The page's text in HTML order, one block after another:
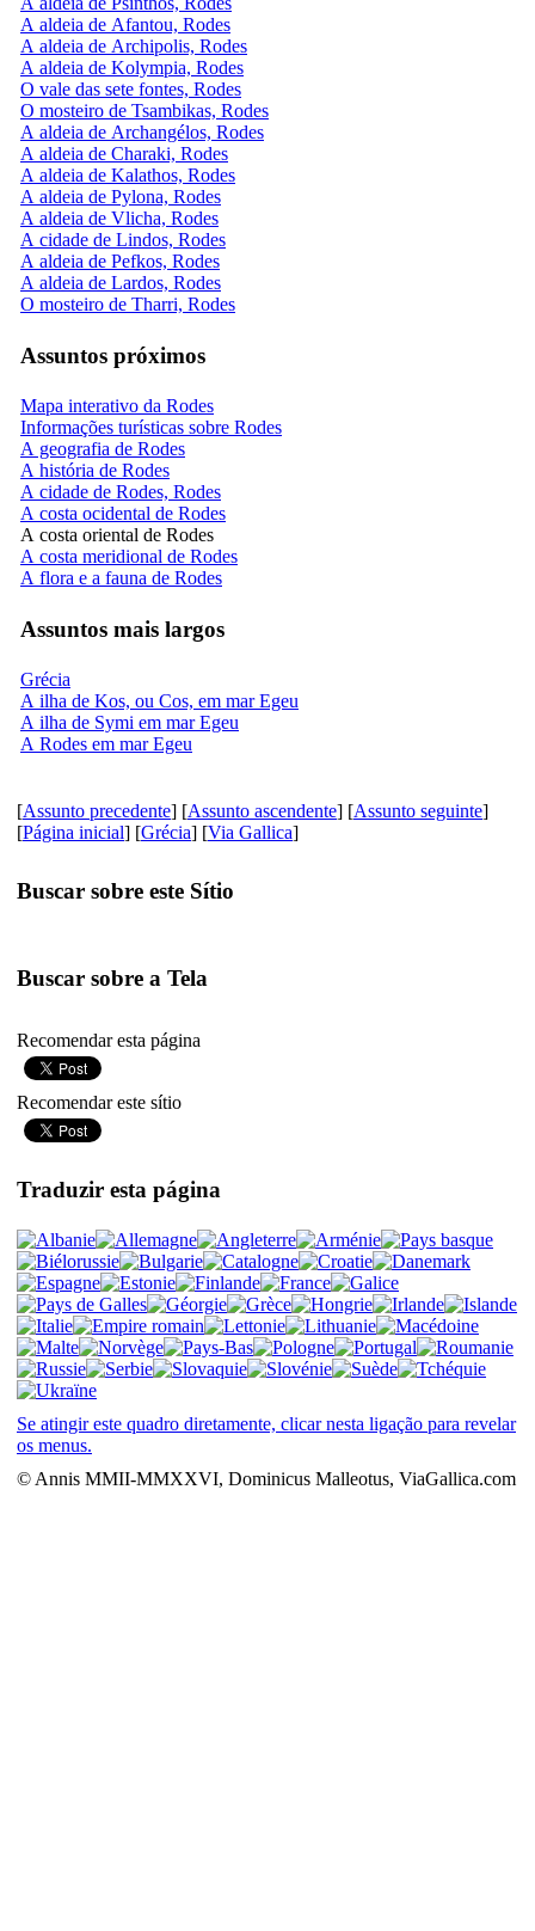
A aldeia de Afantou, Rodes
A aldeia de Archipolis, Rodes
A aldeia de Kolympia, Rodes
O vale das sete fontes, Rodes
O mosteiro de Tsambikas, Rodes
A aldeia de Archangélos, Rodes
A aldeia de Charaki, Rodes
A aldeia de Kalathos, Rodes
A aldeia de Pylona, Rodes
A aldeia de Vlicha, Rodes
A cidade de Lindos, Rodes
A aldeia de Pefkos, Rodes
A aldeia de Lardos, Rodes
O mosteiro de Tharri, Rodes
Assuntos próximos
Mapa interativo da Rodes
Informações turísticas sobre Rodes
A geografia de Rodes
A história de Rodes
A cidade de Rodes, Rodes
A costa ocidental de Rodes
A costa oriental de Rodes
A costa meridional de Rodes
A flora e a fauna de Rodes
Assuntos mais largos
Grécia
A ilha de Kos, ou Cos, em mar Egeu
A ilha de Symi em mar Egeu
A Rodes em mar Egeu
[Assunto precedente] [Assunto ascendente] [Assunto seguinte]
[Página inicial] [Grécia] [Via Gallica]
Buscar sobre este Sítio
Buscar sobre a Tela
Recomendar esta página
Recomendar este sítio
Traduzir esta página
Se atingir este quadro diretamente, clicar nesta ligação para revelar
os menus.
© Annis MMII-MMXXVI, Dominicus Malleotus, ViaGallica.com